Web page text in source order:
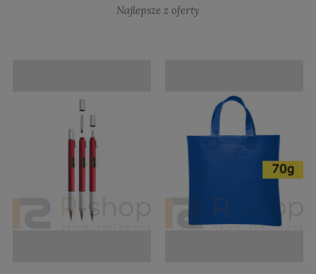
Najlepsze z oferty